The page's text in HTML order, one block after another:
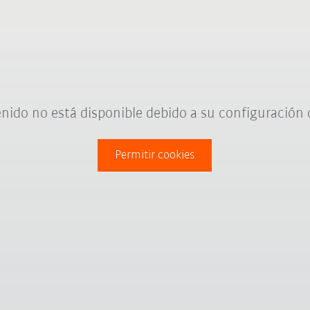
no está disponible debido a su configuración
Permitir cookies